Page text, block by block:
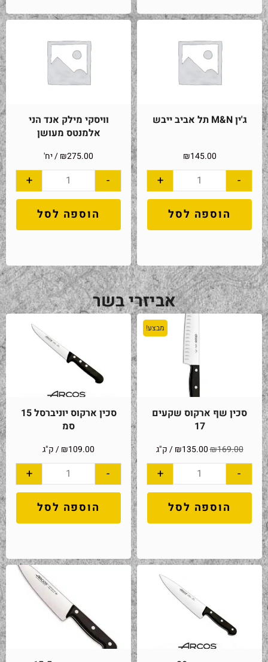
ג'ין M&N תל אביב ייבש
₪145.00
-
+
הוספה לסל
וויסקי מילק אנד הני
אלמנטס מעושן
₪275.00 / יח'
-
+
הוספה לסל
אביזרי בשר
מבצע!
סכין שף ארקוס שקעים
17
₪169.00
₪135.00 / ק"ג
-
+
הוספה לסל
סכין ארקוס יוניברסל 15
סמ
₪109.00 / ק"ג
-
+
הוספה לסל